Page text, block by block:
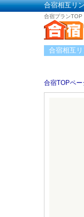
合宿相互リ
合宿プランTOP
合宿相互
合宿TOPペー